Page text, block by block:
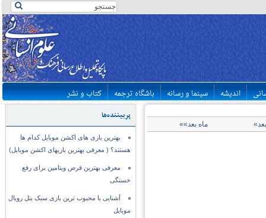
اندیشه سینما و رسانه باشگاه ترجمه کتاب و نشر
پربیننده‌ها
بهترین بازی های اکشن موبایل کدام ها
هستند؟ ( معرفی بهترین بازیهای اکشن موبایل)
معرفی بهترین قرص ویتامین برای رفع
خستگی
آشنایی با محبوب ترین بازی سبک بتل رویال
موبایل
ماه بعد»»